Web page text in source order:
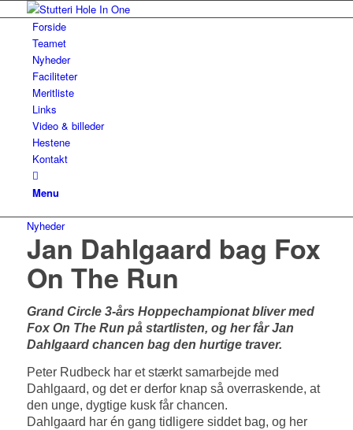
Forside
Teamet
Nyheder
Faciliteter
Meritliste
Links
Video & billeder
Hestene
Kontakt
Menu
Nyheder
Jan Dahlgaard bag Fox
On The Run
Grand Circle 3-års Hoppechampionat bliver med
Fox On The Run på startlisten, og her får Jan
Dahlgaard chancen bag den hurtige traver.
Peter Rudbeck har et stærkt samarbejde med
Dahlgaard, og det er derfor knap så overraskende, at
den unge, dygtige kusk får chancen.
Dahlgaard har én gang tidligere siddet bag, og her